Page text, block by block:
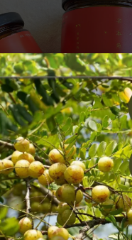
辣椒醬｜曼妮灶咖｜臺南